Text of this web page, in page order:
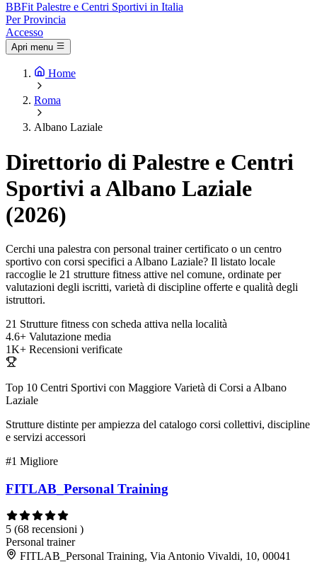
BBFit Palestre e Centri Sportivi in Italia
Per Provincia
Accesso
Apri menu
Home
Roma
Albano Laziale
Direttorio di Palestre e Centri
Sportivi a Albano Laziale
(2026)
Cerchi una palestra con personal trainer certificato o un centro
sportivo con corsi specifici a Albano Laziale? Il listato locale
raccoglie le 21 strutture fitness attive nel comune, ordinate per
valutazioni degli iscritti, varietà di discipline offerte e qualità degli
istruttori.
21 Strutture fitness con scheda attiva nella località
4.6+ Valutazione media
1K+ Recensioni verificate
Top 10 Centri Sportivi con Maggiore Varietà di Corsi a Albano
Laziale
Strutture distinte per ampiezza del catalogo corsi collettivi, discipline
e servizi accessori
#1 Migliore
FITLAB_Personal Training
5 (68 recensioni )
Personal trainer
FITLAB_Personal Training, Via Antonio Vivaldi, 10, 00041